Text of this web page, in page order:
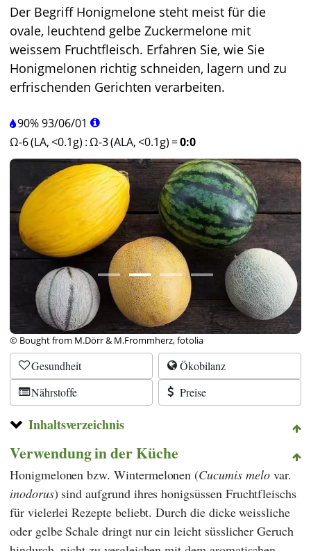
Der Begriff Honigmelone steht meist für die
ovale, leuchtend gelbe Zuckermelone mit
weissem Fruchtfleisch. Erfahren Sie, wie Sie
Honigmelonen richtig schneiden, lagern und zu
erfrischenden Gerichten verarbeiten.
90%93/06/01
Ω-6 (LA, <0.1g) :Ω-3 (ALA, <0.1g) =0:0
© Bought from M.Dörr & M.Frommherz, fotolia
Gesundheit
Ökobilanz
Nährstoffe
Preise
Inhaltsverzeichnis
Verwendung in der Küche
Honigmelonen bzw. Wintermelonen (Cucumis melo var.
inodorus) sind aufgrund ihres honigsüssen Fruchtfleischs
für vielerlei Rezepte beliebt. Durch die dicke weissliche
oder gelbe Schale dringt nur ein leicht süsslicher Geruch